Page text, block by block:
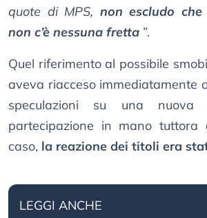
quote di MPS, non escludo
non c’è nessuna fretta ”.
Quel riferimento al possibile
aveva riacceso immediatamente
speculazioni su una nuova
partecipazione in mano tuttora
caso, la reazione dei titoli era
LEGGI ANCHE